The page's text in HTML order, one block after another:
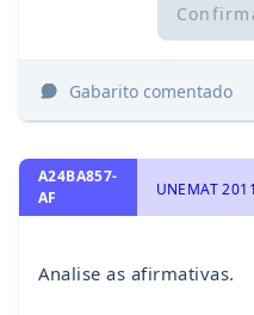
Gabarito comentado
A24BA857-
AF
Analise as afirmativas.